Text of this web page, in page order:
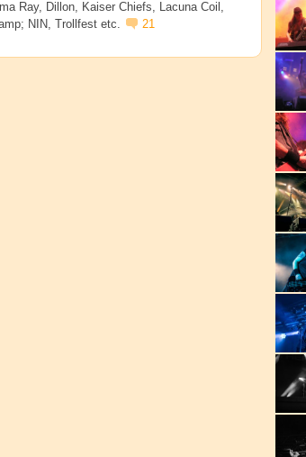
Ray, Dillon, Kaiser Chiefs, Lacuna Coil,
NIN, Trollfest etc.
21